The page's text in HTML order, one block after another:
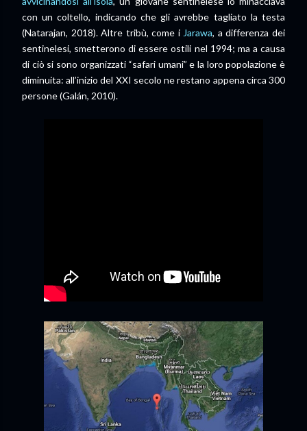
con un coltello, indicando che gli avrebbe tagliato la testa
(Natarajan, 2018). Altre tribù, come i Jarawa, a differenza dei
sentinelesi, smetterono di essere ostili nel 1994; ma a causa
di ciò si sono organizzati “safari umani” e la loro popolazione è
diminuita: all’inizio del XXI secolo ne restano appena circa 300
persone (Galán, 2010).